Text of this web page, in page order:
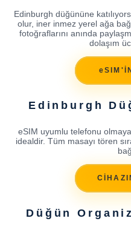
Edinburgh düğününe
olur, iner inmez yerel ağa
fotoğraflarını anında
dolaşım
Edinburgh
eSIM uyumlu telefonu
idealdir. Tüm masayı tören
Düğün